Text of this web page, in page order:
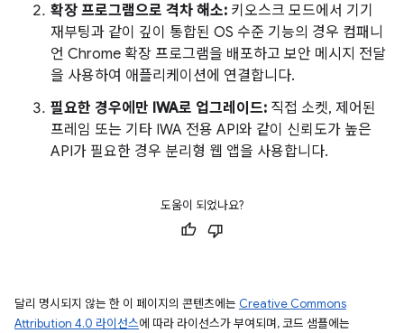
확장 프로그램으로 격차 해소: 키오스크 모드에서 기기
재부팅과 같이 깊이 통합된 OS 수준 기능의 경우 컴패니
언 Chrome 확장 프로그램을 배포하고 보안 메시지 전달
을 사용하여 애플리케이션에 연결합니다.
필요한 경우에만 IWA로 업그레이드: 직접 소켓, 제어된
프레임 또는 기타 IWA 전용 API와 같이 신뢰도가 높은
API가 필요한 경우 분리형 웹 앱을 사용합니다.
도움이 되었나요?
달리 명시되지 않는 한 이 페이지의 콘텐츠에는 Creative Commons
Attribution 4.0 라이선스에 따라 라이선스가 부여되며, 코드 샘플에는